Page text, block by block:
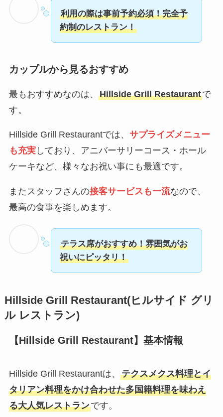
利用の際は事前予約必須！完全予
約制のレストラン！
カップルから見るおすすめ
最もおすすめなのは、 Hillside Grill Restaurantで
す。
Hillside Grill Restaurantでは、 サプライズメニュー
も充実しており、アニバーサリーコース・ホール
ケーキなど、様々なお祝い事にも最適です。
またスタッフさんの接客サービスも一流なので、
最高の食事を楽しめます。
テラス席がおすすめ！雰囲気がお
祝いにピッタリ！
Hillside Grill Restaurant(ヒルサイド グリ
ル レストラン)
【Hillside Grill Restaurant】基本情報
Hillside Grill Restaurantは、 テクスメクス料理とイ
タリアン料理をかけ合わせた多国籍料理を味わえ
る大人気レストランです。